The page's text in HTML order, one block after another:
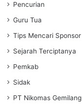
Pencurian
Guru Tua
Tips Mencari Sponsor
Sejarah Terciptanya
Pemkab
Sidak
PT Nikomas Gemilang